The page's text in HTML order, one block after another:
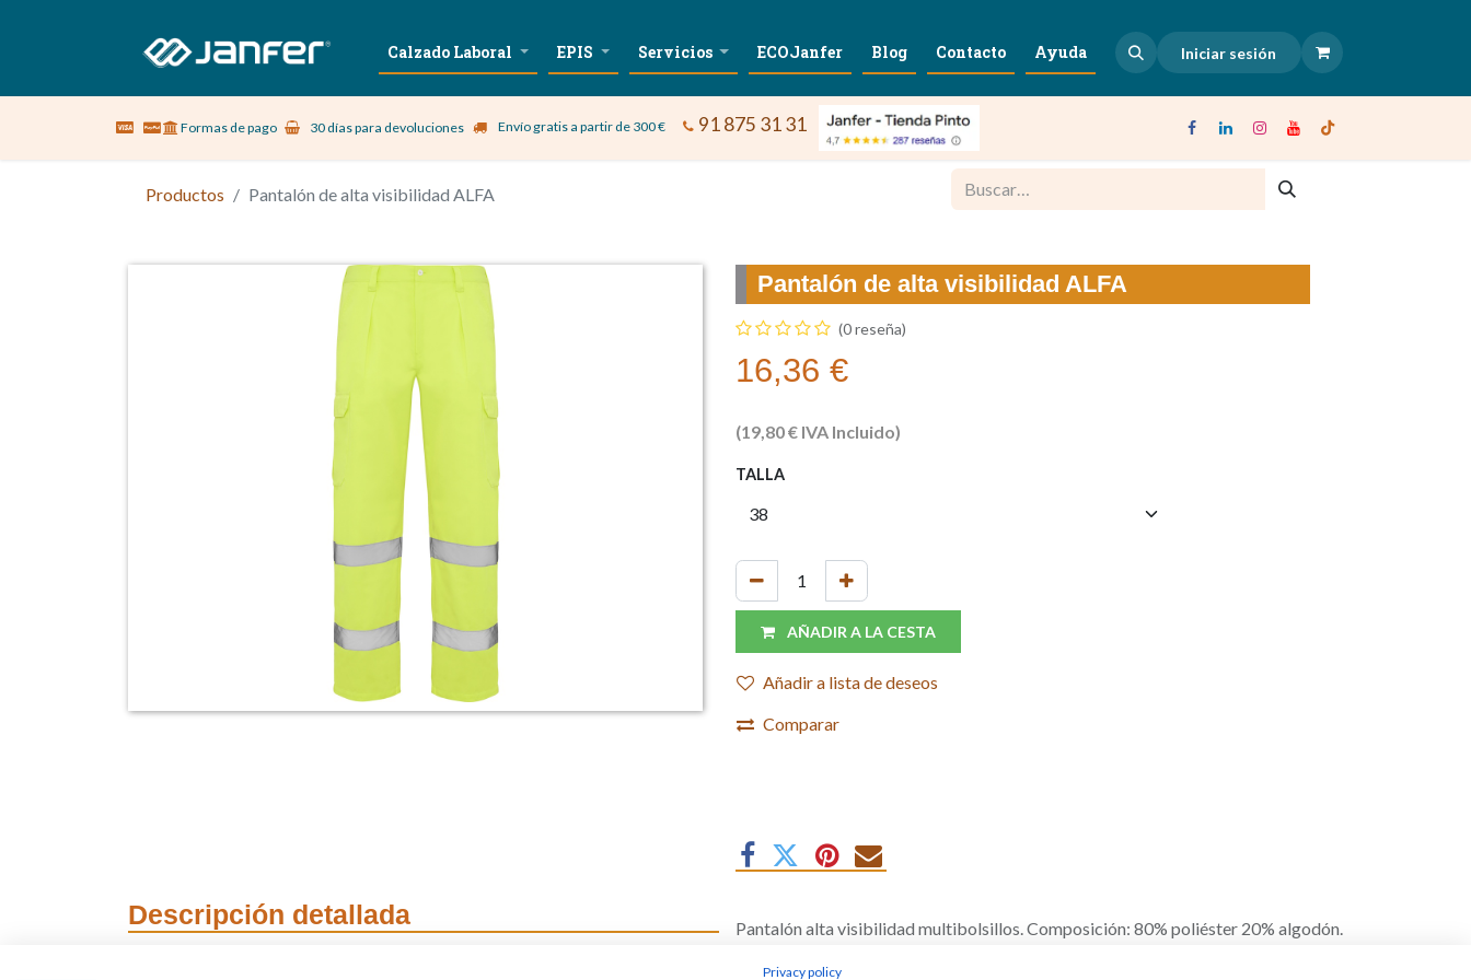
Sobre nosotros Vestuario Laboral Calzado Laboral EPIS Servicios ECOJanfer Blog Contacto Ayuda Iniciar sesión
Formas de pago 30 días para devoluciones Envío gratis a partir de 300 € 91 875 31 31
Productos Pantalón de alta visibilidad ALFA
Pantalón de alta visibilidad ALFA
(0 reseña)
16,36 €
(19,80€ IVA Incluido)
TALLA
AÑADIR A LA CESTA
Añadir a lista de deseos
Comparar
Descripción detallada
Pantalón alta visibilidad multibolsillos. Composición: 80% poliéster 20% algodón.
Privacy policy